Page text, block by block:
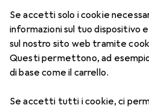
Se accetti solo i cookie
informazioni sul tuo dispositivo
sul nostro sito web tramite
Questi permettono, ad
di base come il carrello.
Se accetti tutti i cookie, ci
Accessori per
viso
ProdottiForum